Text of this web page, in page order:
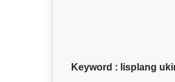
Keyword : lisplang